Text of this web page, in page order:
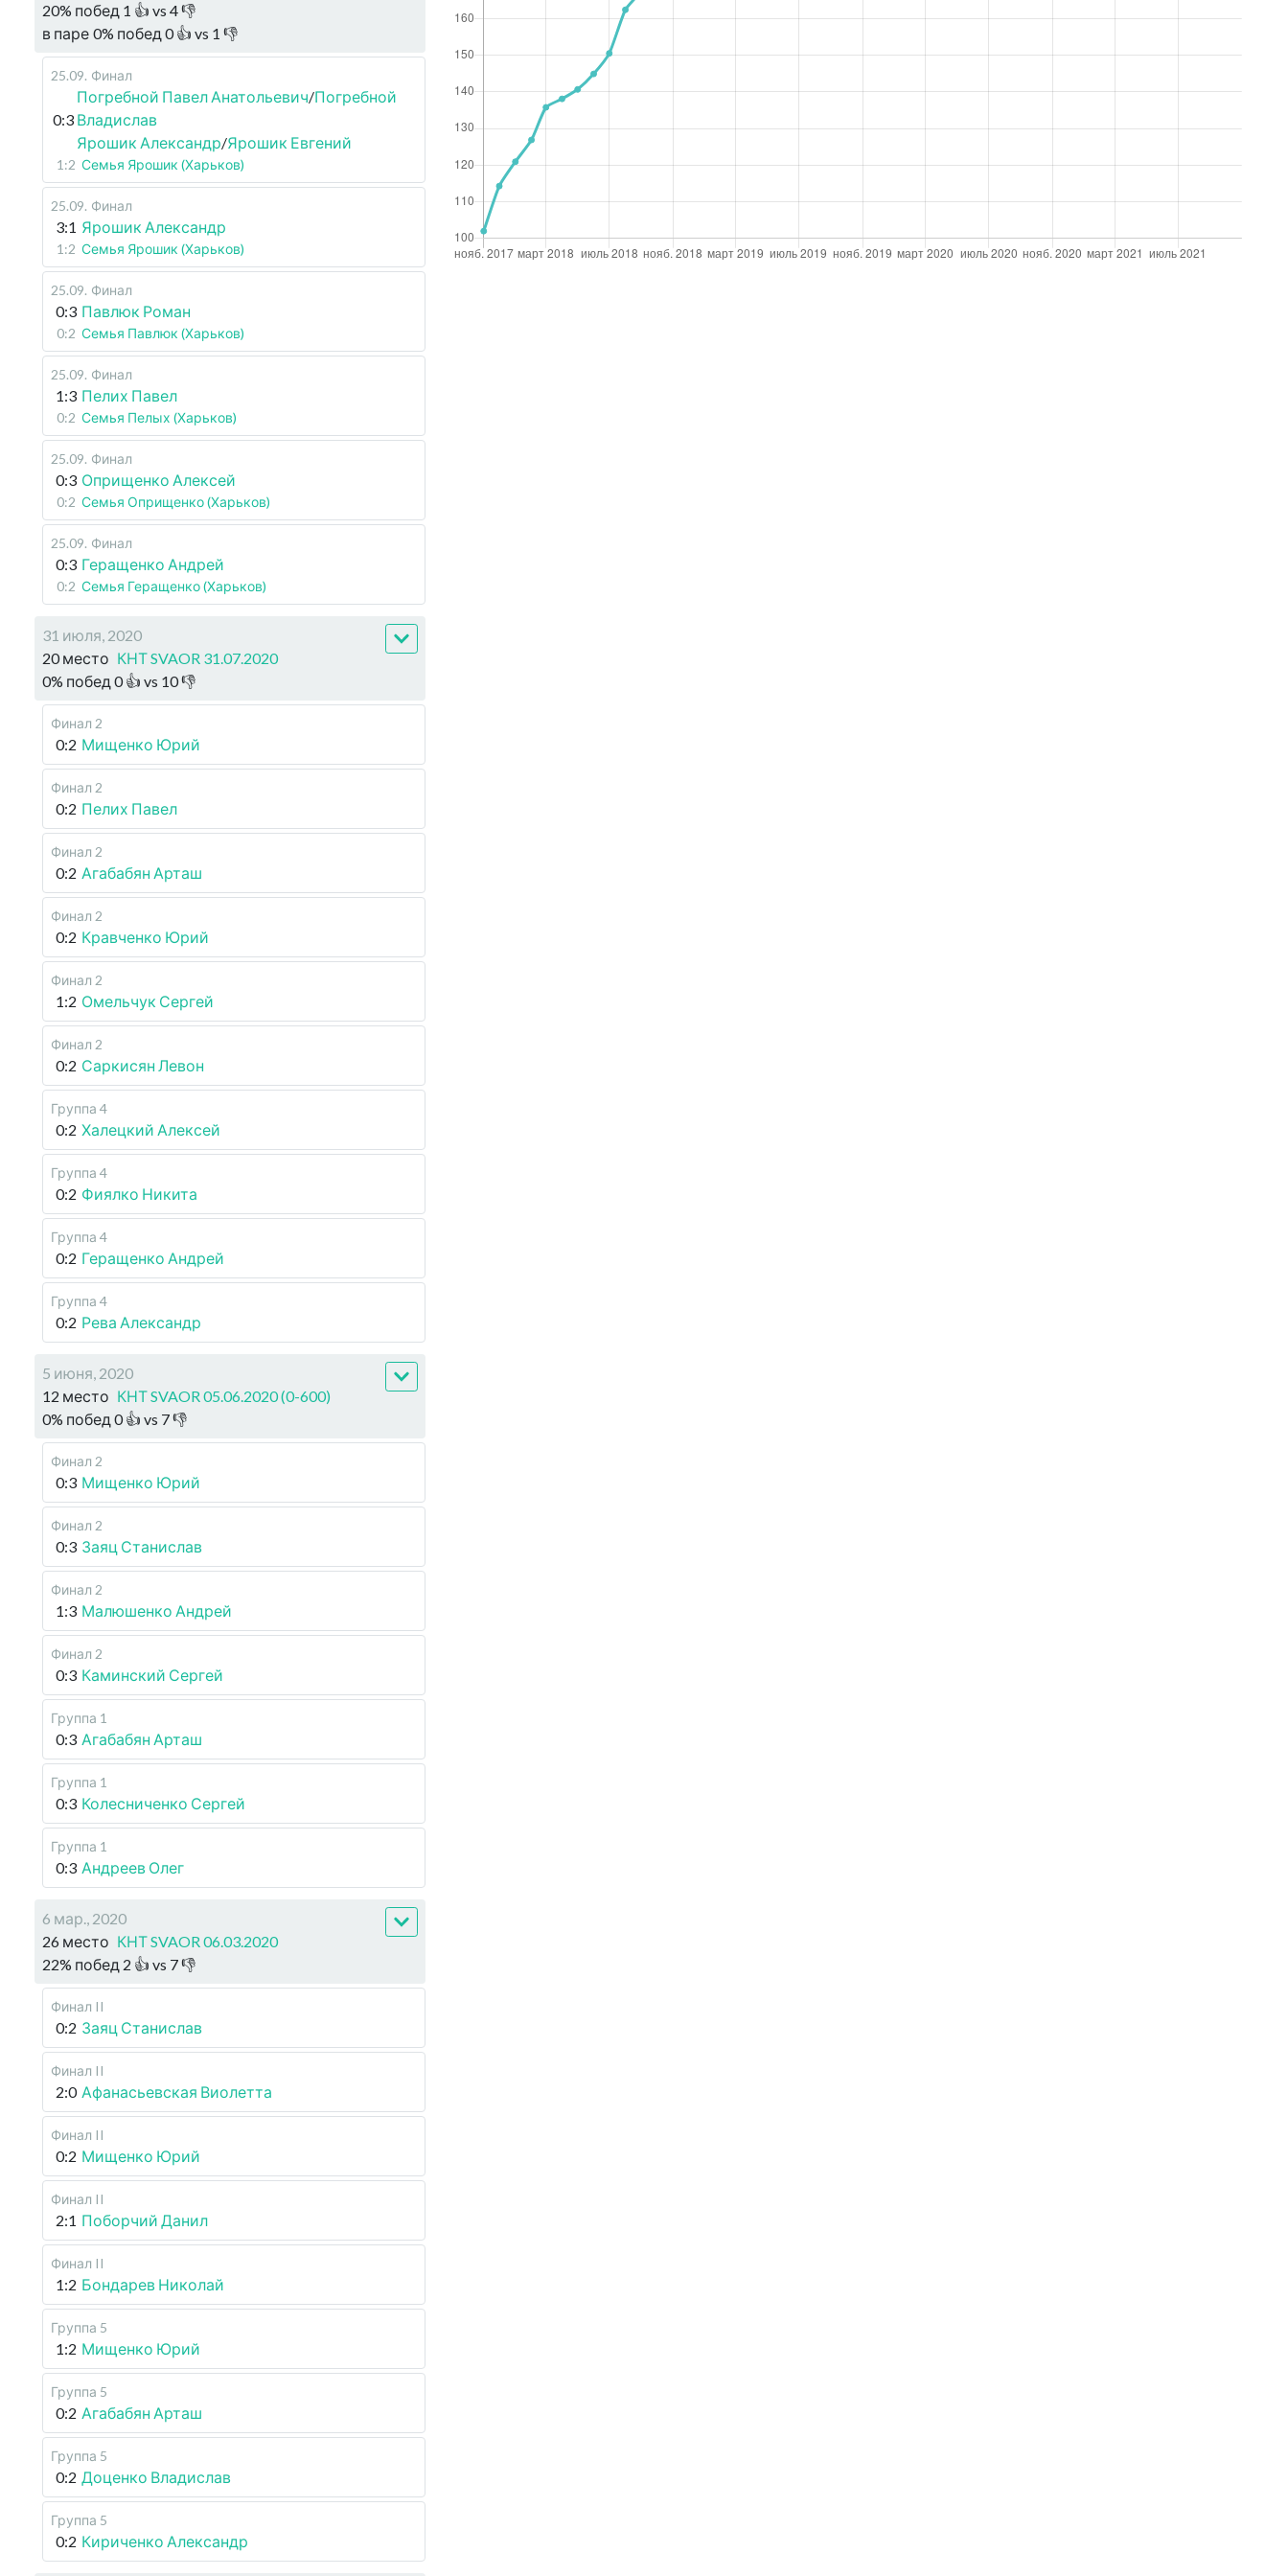
20% побед 1 👍 vs 4👎
в паре 0% побед 0👍 vs 1 👎
25.09. Финал
0:3
Погребной Павел Анатольевич/Погребной
Владислав
Ярошик Александр/Ярошик Евгений
1:2 Семья Ярошик (Харьков)
25.09. Финал
3:1 Ярошик Александр
1:2 Семья Ярошик (Харьков)
25.09. Финал
0:3 Павлюк Роман
0:2 Семья Павлюк (Харьков)
25.09. Финал
1:3 Пелих Павел
0:2 Семья Пелых (Харьков)
25.09. Финал
0:3 Оприщенко Алексей
0:2 Семья Оприщенко (Харьков)
25.09. Финал
0:3 Геращенко Андрей
0:2 Семья Геращенко (Харьков)
31 июля, 2020
20 место КНТ SVAOR 31.07.2020
0% побед 0👍 vs 10👎
Финал 2
0:2 Мищенко Юрий
Финал 2
0:2 Пелих Павел
Финал 2
0:2 Агабабян Арташ
Финал 2
0:2 Кравченко Юрий
Финал 2
1:2 Омельчук Сергей
Финал 2
0:2 Саркисян Левон
Группа 4
0:2 Халецкий Алексей
Группа 4
0:2 Фиялко Никита
Группа 4
0:2 Геращенко Андрей
Группа 4
0:2 Рева Александр
5 июня, 2020
12 место КНТ SVAOR 05.06.2020 (0-600)
0% побед 0👍 vs 7👎
Финал 2
0:3 Мищенко Юрий
Финал 2
0:3 Заяц Станислав
Финал 2
1:3 Малюшенко Андрей
Финал 2
0:3 Каминский Сергей
Группа 1
0:3 Агабабян Арташ
Группа 1
0:3 Колесниченко Сергей
Группа 1
0:3 Андреев Олег
6 мар., 2020
26 место КНТ SVAOR 06.03.2020
22% побед 2 👍 vs 7👎
Финал II
0:2 Заяц Станислав
Финал II
2:0 Афанасьевская Виолетта
Финал II
0:2 Мищенко Юрий
Финал II
2:1 Поборчий Данил
Финал II
1:2 Бондарев Николай
Группа 5
1:2 Мищенко Юрий
Группа 5
0:2 Агабабян Арташ
Группа 5
0:2 Доценко Владислав
Группа 5
0:2 Кириченко Александр